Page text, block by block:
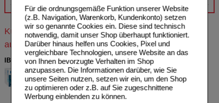
Für die ordnungsgemäße Funktion unserer Website
(z.B. Navigation, Warenkorb, Kundenkonto) setzen
wir so genannte Cookies ein. Diese sind technisch
notwendig, damit unser Shop überhaupt funktioniert.
Darüber hinaus helfen uns Cookies, Pixel und
vergleichbare Technologien, unsere Website an das
von Ihnen bevorzugte Verhalten im Shop
anzupassen. Die Informationen darüber, wie Sie
unsere Seiten nutzen, setzen wir ein, um den Shop
zu optimieren oder z.B. auf Sie zugeschnittene
Werbung einblenden zu können.
Kunden, die dieses Produkt gekauft haben, kauften
auch
IBUHEXAL akut 400 Filmtabletten
Hexal AG
03161577
50St Filmtabletten
AVP***
Unser Preis*
Sie sparen